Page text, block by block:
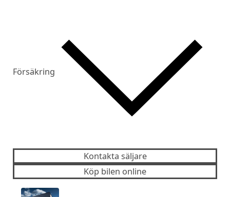
Försäkring
Kontakta säljare
Köp bilen online